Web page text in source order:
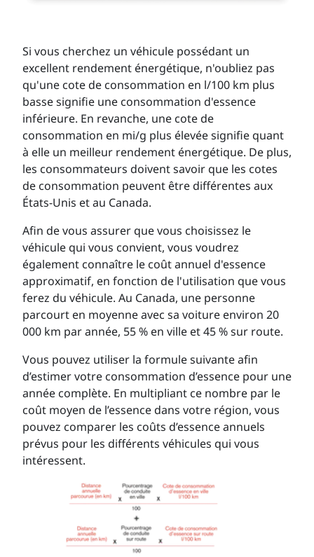
Si vous cherchez un véhicule possédant un
excellent rendement énergétique, n'oubliez pas
qu'une cote de consommation en l/100 km plus
basse signifie une consommation d'essence
inférieure. En revanche, une cote de
consommation en mi/g plus élevée signifie quant
à elle un meilleur rendement énergétique. De plus,
les consommateurs doivent savoir que les cotes
de consommation peuvent être différentes aux
États-Unis et au Canada.
Afin de vous assurer que vous choisissez le
véhicule qui vous convient, vous voudrez
également connaître le coût annuel d'essence
approximatif, en fonction de l'utilisation que vous
ferez du véhicule. Au Canada, une personne
parcourt en moyenne avec sa voiture environ 20
000 km par année, 55 % en ville et 45 % sur route.
Vous pouvez utiliser la formule suivante afin
d’estimer votre consommation d’essence pour une
année complète. En multipliant ce nombre par le
coût moyen de l’essence dans votre région, vous
pouvez comparer les coûts d’essence annuels
prévus pour les différents véhicules qui vous
intéressent.